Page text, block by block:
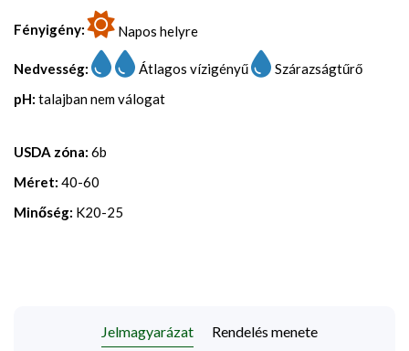
Fényigény: Napos helyre
Nedvesség: Átlagos vízigényű
Szárazságtűrő
pH: talajban nem válogat
USDA zóna: 6b
Méret: 40-60
Minőség: K20-25
Jelmagyarázat Rendelés menete